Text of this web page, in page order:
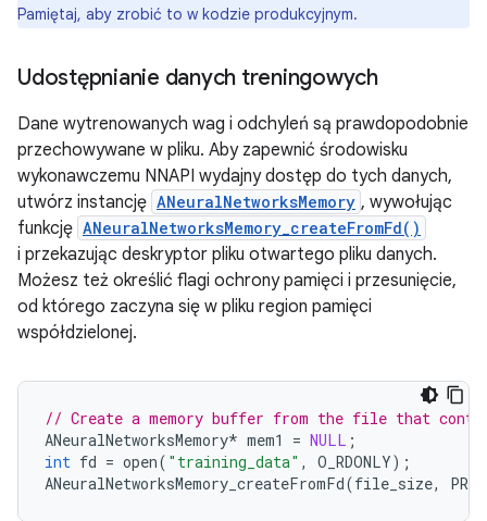
Pamiętaj, aby zrobić to w kodzie produkcyjnym.
Udostępnianie danych treningowych
Dane wytrenowanych wag i odchyleń są prawdopodobnie
przechowywane w pliku. Aby zapewnić środowisku
wykonawczemu NNAPI wydajny dostęp do tych danych,
utwórz instancję ANeuralNetworksMemory , wywołując
funkcję ANeuralNetworksMemory_createFromFd()
i przekazując deskryptor pliku otwartego pliku danych.
Możesz też określić flagi ochrony pamięci i przesunięcie,
od którego zaczyna się w pliku region pamięci
współdzielonej.
// Create a memory buffer from the file that
ANeuralNetworksMemory* mem1 = NULL ;
int fd = open( "training_data" , O_RDONLY);
ANeuralNetworksMemory_createFromFd(file_size,